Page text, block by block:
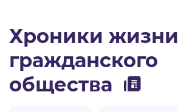
Хроники жизни
гражданского
общества